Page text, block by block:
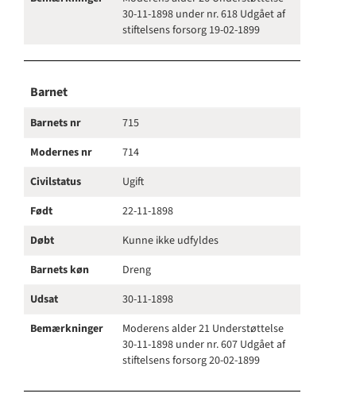
30-11-1898 under nr. 618 Udgået af
stiftelsens forsorg 19-02-1899
Barnet
Barnets nr
715
Modernes nr
714
Civilstatus
Ugift
Født
22-11-1898
Døbt
Kunne ikke udfyldes
Barnets køn
Dreng
Udsat
30-11-1898
Bemærkninger
Moderens alder 21 Understøttelse
30-11-1898 under nr. 607 Udgået af
stiftelsens forsorg 20-02-1899